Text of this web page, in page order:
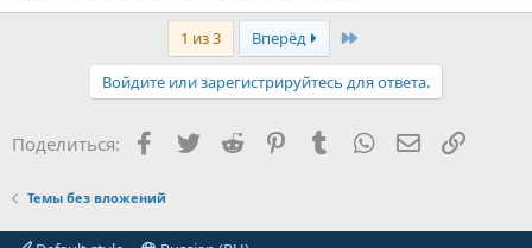
1 из 3 Вперёд Last
Войдите или зарегистрируйтесь для ответа.
Поделиться: Facebook
TwitterReddit PinterestTumblr WhatsApp Ссылка
Темы без вложений